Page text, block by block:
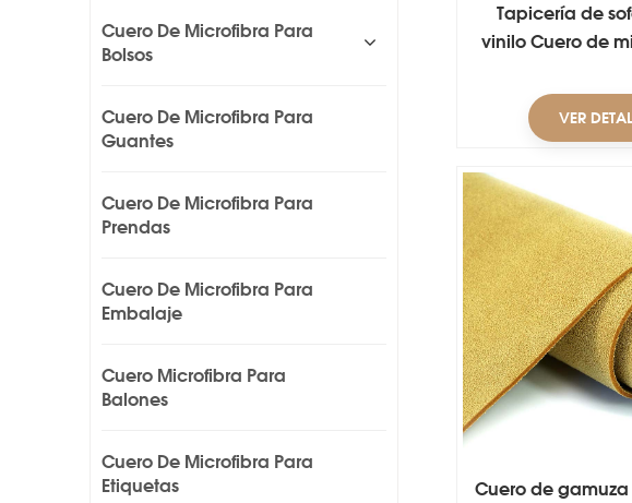
Tapicería de
vinilo Cuero de
VER
Cuero de
Cuero De Microfibra Para
Bolsos
Cuero De Microfibra Para
Guantes
Cuero De Microfibra Para
Prendas
Cuero De Microfibra Para
Embalaje
Cuero Microfibra Para
Balones
Cuero De Microfibra Para
Etiquetas